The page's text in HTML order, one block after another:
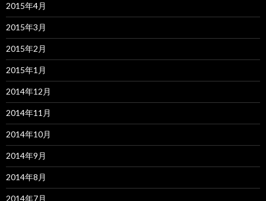
2015年4月
2015年3月
2015年2月
2015年1月
2014年12月
2014年11月
2014年10月
2014年9月
2014年8月
2014年7月